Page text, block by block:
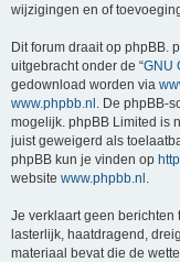
wijzigingen en of
Dit forum draait op phpBB.
uitgebracht onder de “GNU
gedownload worden via
www.phpbb.nl . De phpBB-
mogelijk. phpBB Limited is
juist geweigerd als
phpBB kun je vinden op
website www.phpbb.nl .
Je verklaart geen berichten
lasterlijk, haatdragend,
materiaal bevat die de